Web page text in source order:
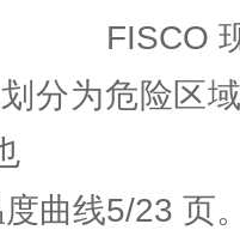
现场
分为危险区
曲线5/23 页